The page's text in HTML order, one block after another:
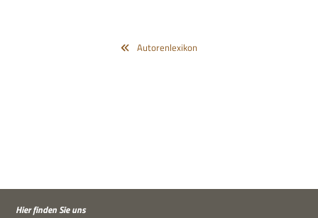
Autorenlexikon
Hier fin­den Sie uns